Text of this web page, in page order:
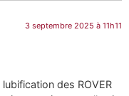
3 septembre 2025 à 11h11
des ROVER